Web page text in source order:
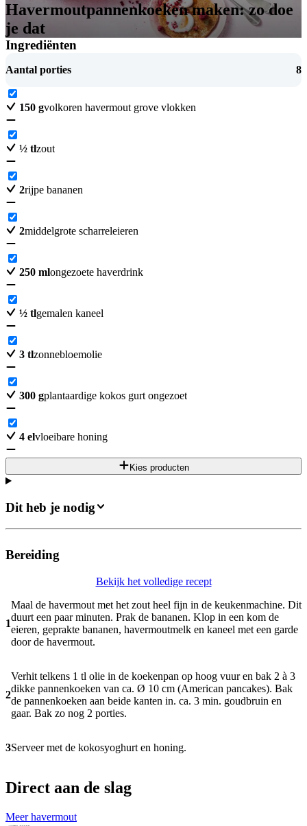
Havermoutpannenkoeken maken: zo doe
je dat
Ingrediënten
Aantal porties 8
150 gvolkoren havermout grove vlokken
½ tlzout
2rijpe bananen
2middelgrote scharreleieren
250 mlongezoete haverdrink
½ tlgemalen kaneel
3 tlzonnebloemolie
300 gplantaardige kokos gurt ongezoet
4 elvloeibare honing
Kies producten
Dit heb je nodig
Bereiding
Bekijk het volledige recept
1
Maal de havermout met het zout heel fijn in de keukenmachine. Dit
duurt een paar minuten. Prak de bananen. Klop in een kom de
eieren, geprakte bananen, havermoutmelk en kaneel met een garde
door de havermout.
2
Verhit telkens 1 tl olie in de koekenpan op hoog vuur en bak 2 à 3
dikke pannenkoeken van ca. Ø 10 cm (American pancakes). Bak
de pannenkoeken aan beide kanten in. ca. 3 min. goudbruin en
gaar. Bak zo nog 2 porties.
3Serveer met de kokosyoghurt en honing.
Direct aan de slag
Meer havermout